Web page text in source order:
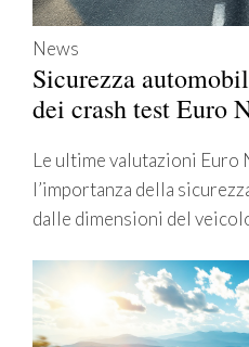
News
Sicurezza
dei crash test Euro
Le ultime valutazioni Euro
l’importanza della
dalle dimensioni del